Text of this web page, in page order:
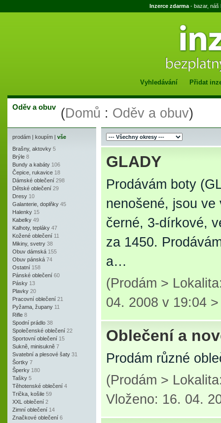
Inzerce zdarma - bazar, náš
Vyhledávání Přidat
Oděv a obuv (Domů : Oděv a obuv)
prodám | koupím | vše
Brašny, aktovky 5
Brýle 8
Bundy a kabáty 106
Čepice, rukavice 18
Dámské oblečení 298
Dětské oblečení 29
Dresy 10
Galanterie, doplňky 45
Halenky 15
Kabelky 49
Kalhoty, tepláky 47
Kožené oblečení 11
Mikiny, svetry 38
Obuv dámská 155
Obuv pánská 74
Ostatní 158
Pánské oblečení 60
Pásky 13
Plavky 20
Pracovní oblečení 21
Pyžama, župany 11
Rifle 8
Spodní prádlo 38
Společenské oblečení 22
Sportovní oblečení 15
Sukně, minisukně 7
Svatební a plesové šaty 31
Šortky 7
Šperky 180
Tašky 5
Těhotenské oblečení 4
Trička, košile 59
XXL oblečení 2
Zimní oblečení 14
Značkové oblečení 6
GLADY
Prodávám boty
nenošené, jsou
černé, 3-dírkové,
za 1450.
a…
(Prodám >
04. 2008 v 19:04
Oblečení a
Prodám různé
(Prodám >
Vloženo: 16. 04.